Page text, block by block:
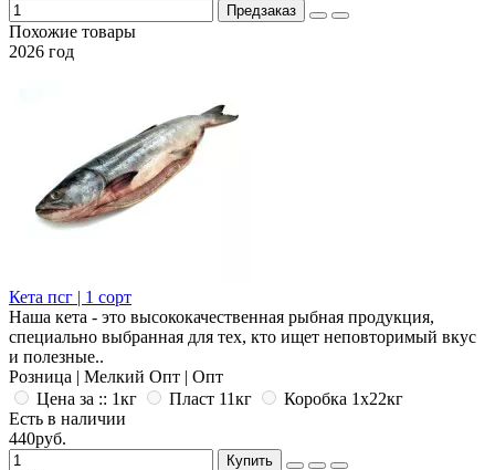
Предзаказ
Похожие товары
2026 год
Кета псг | 1 сорт
Наша кета - это высококачественная рыбная продукция,
специально выбранная для тех, кто ищет неповторимый вкус
и полезные..
Розница | Мелкий Опт | Опт
Цена за :: 1кг
Пласт 11кг
Коробка 1x22кг
Есть в наличии
440руб.
Купить